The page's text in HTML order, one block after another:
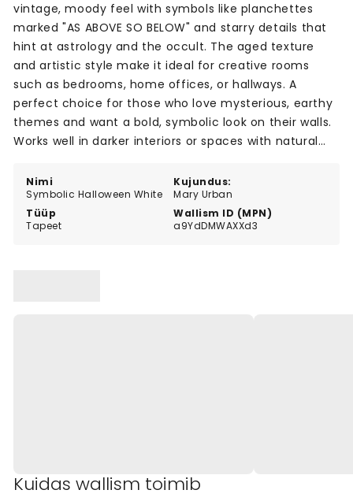
Nimi
Symbolic Halloween White
Kujundus:
Mary Urban
Tüüp
Tapeet
Wallism ID (MPN)
a9YdDMWAXXd3
vintage, moody feel with symbols like planchettes
marked "AS ABOVE SO BELOW" and starry details that
hint at astrology and the occult. The aged texture
and artistic style make it ideal for creative rooms
such as bedrooms, home offices, or hallways. A
perfect choice for those who love mysterious, earthy
themes and want a bold, symbolic look on their walls.
Works well in darker interiors or spaces with natural
Kuidas wallism toimib